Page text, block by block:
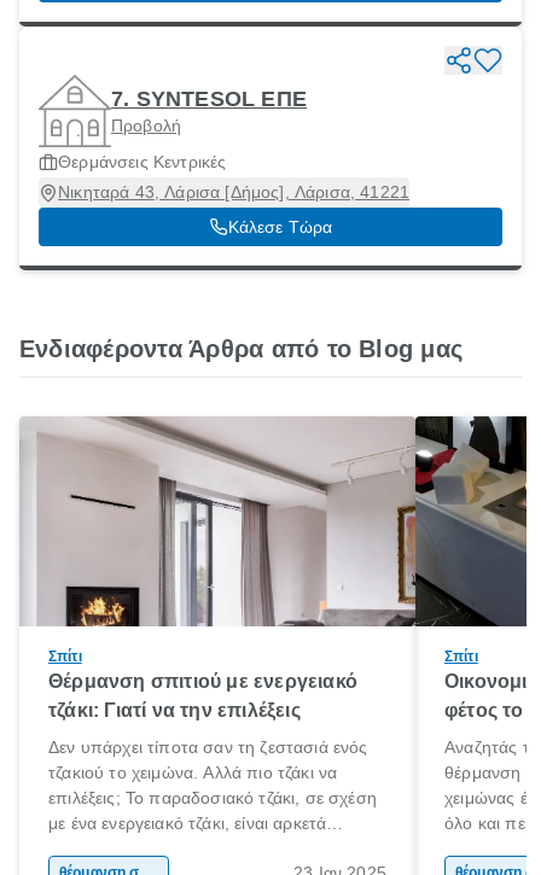
7. SYNTESOL ΕΠΕ
Προβολή
Θερμάνσεις Κεντρικές
Νικηταρά 43, Λάρισα [Δήμος], Λάρισα, 41221
Κάλεσε Τώρα
Ενδιαφέροντα Άρθρα από το Blog μας
Σπίτι
Θέρμανση σπιτιού με ενεργειακό
τζάκι: Γιατί να την επιλέξεις
Δεν υπάρχει τίποτα σαν τη ζεστασιά ενός
τζακιού το χειμώνα. Αλλά πιο τζάκι να
επιλέξεις; Το παραδοσιακό τζάκι, σε σχέση
με ένα ενεργειακό τζάκι, είναι αρκετά
Σπίτι
φέτος το
Αναζητάς
θέρμανση
χειμώνας
όλο και